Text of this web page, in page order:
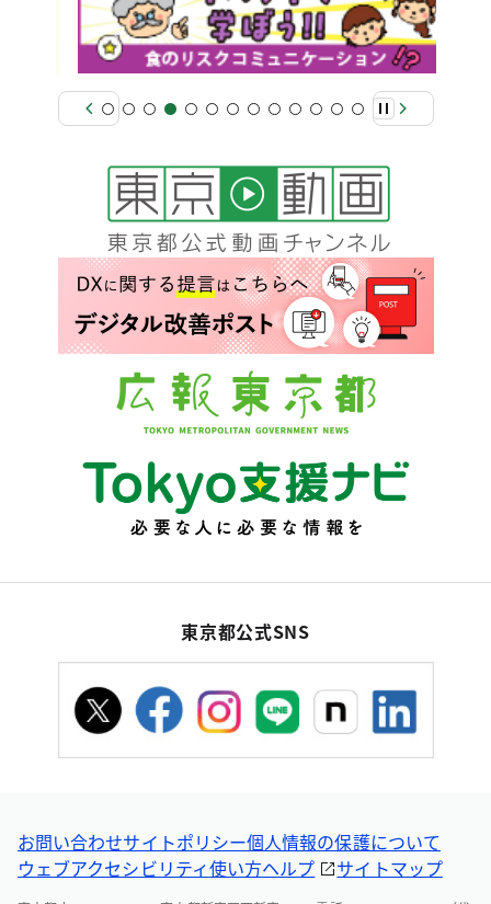
東京都公式SNS
お問い合わせサイトポリシー個人情報の保護について
ウェブアクセシビリティ使い方ヘルプ サイトマップ